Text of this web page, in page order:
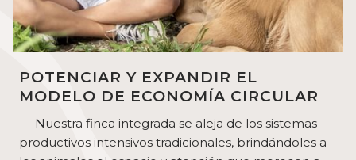
POTENCIAR Y EXPANDIR EL
MODELO DE ECONOMÍA CIRCULAR
Nuestra finca integrada se aleja de los sistemas
productivos intensivos tradicionales, brindándoles a